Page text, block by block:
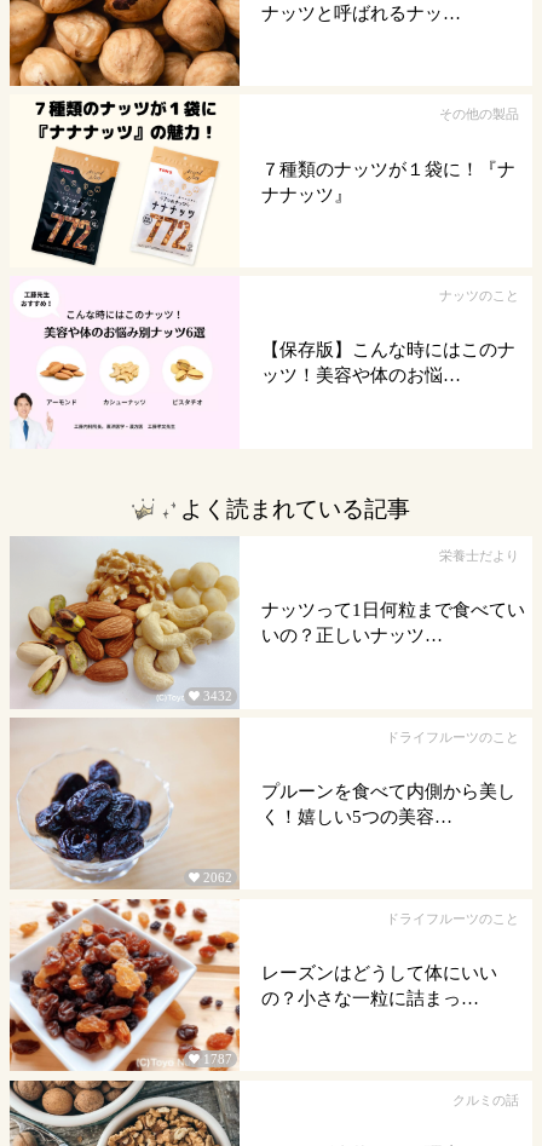
ナッツと呼ばれるナッ…
その他の製品
７種類のナッツが１袋に！『ナ
ナナッツ』
ナッツのこと
【保存版】こんな時にはこのナ
ッツ！美容や体のお悩…
よく読まれている記事
 3432
栄養士だより
ナッツって1日何粒まで食べてい
いの？正しいナッツ…
 2062
ドライフルーツのこと
プルーンを食べて内側から美し
く！嬉しい5つの美容…
 1787
ドライフルーツのこと
レーズンはどうして体にいい
の？小さな一粒に詰まっ…
クルミの話